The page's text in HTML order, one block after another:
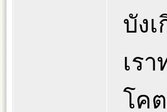
บัง
เร
โค